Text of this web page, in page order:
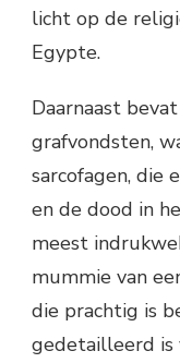
licht op de
Egypte.
Daarnaast
grafvondsten,
sarcofagen, die
en de dood in
meest
mummie van
die prachtig is
gedetailleerd is